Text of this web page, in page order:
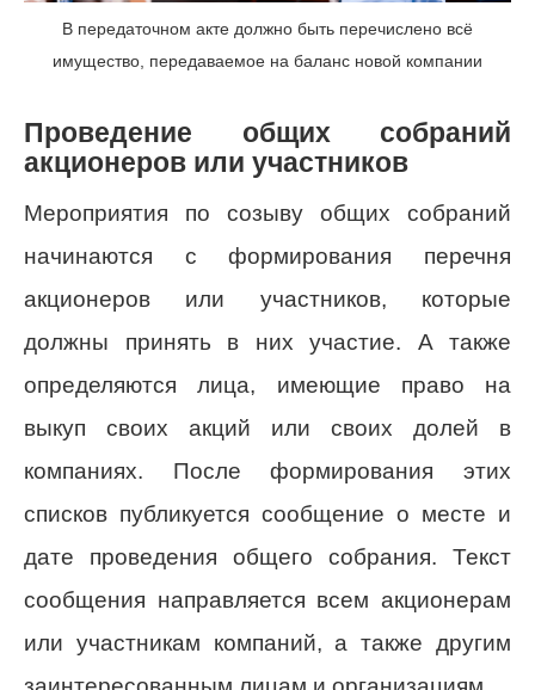
В передаточном акте должно быть перечислено всё
имущество, передаваемое на баланс новой компании
Проведение общих собраний
акционеров или участников
Мероприятия по созыву общих собраний
начинаются с формирования перечня
акционеров или участников, которые
должны принять в них участие. А также
определяются лица, имеющие право на
выкуп своих акций или своих долей в
компаниях. После формирования этих
списков публикуется сообщение о месте и
дате проведения общего собрания. Текст
сообщения направляется всем акционерам
или участникам компаний, а также другим